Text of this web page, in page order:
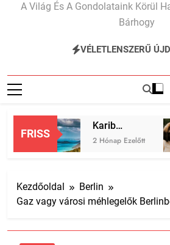
A Világ És A Gondolataink Körül
Bárhogy
VÉLETLENSZERŰ
FRISS
Karib…
2 Hónap Ezelőtt
Kezdőoldal
Berlin
Gaz vagy városi méhlegelők